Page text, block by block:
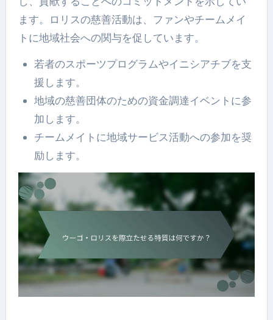
ます。ロリスの慈善活動は、ファンやチームメイ
トに地域社会への関与を促しています。
若者のスポーツプログラムやイニシアチブを支
援します。
地域の慈善団体のための資金調達イベントに参
加します。
チームメイトに地域サービス活動への参加を奨
励します。